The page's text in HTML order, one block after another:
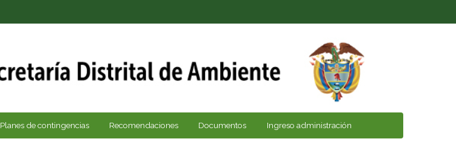
Planes de contingencias Recomendaciones Documentos Ingreso administración